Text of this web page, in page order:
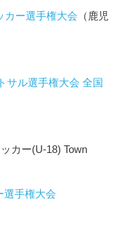
カー選手権大会 （鹿児
サル選手権大会 全国
カー(U-18) Town
選手権大会